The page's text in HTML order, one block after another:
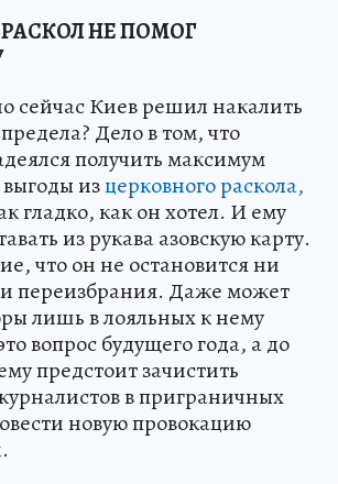
НЕ ПОМОГ
сейчас Киев решил накалить
Дело в том, что
получить максимум
изцерковного раскола,
гладко, как он хотел. И ему
из рукава азовскую карту.
что он не остановится ни
переизбрания. Даже может
лишь в лояльных к нему
вопрос будущего года, а до
предстоит зачистить
в приграничных
новую провокацию